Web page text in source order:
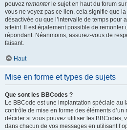
pouvez remonterle sujet en haut du forum
vous ne voyez pas ce lien, cela signifie que
désactivée ou que l’intervalle de temps pour
atteint. Il est également possible de remonter
répondant. Néanmoins, assurez-vous de
faisant.
Haut
Mise en forme et types de sujets
Que sont les BBCodes ?
Le BBCode est une implantation spéciale au
contrôle de mise en forme des éléments d’un
décider si vous pouvez utiliser les BBCodes,
dans chacun de vos messages en utilisant